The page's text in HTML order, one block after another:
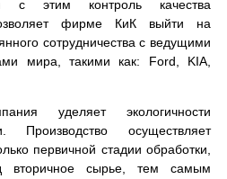
с этим контроль качества
фирме КиК выйти на
сотрудничества с ведущими
мира, такими как: Ford, KIA,
уделяет экологичности
Производство осуществляет
первичной стадии обработки,
вторичное сырье, тем самым